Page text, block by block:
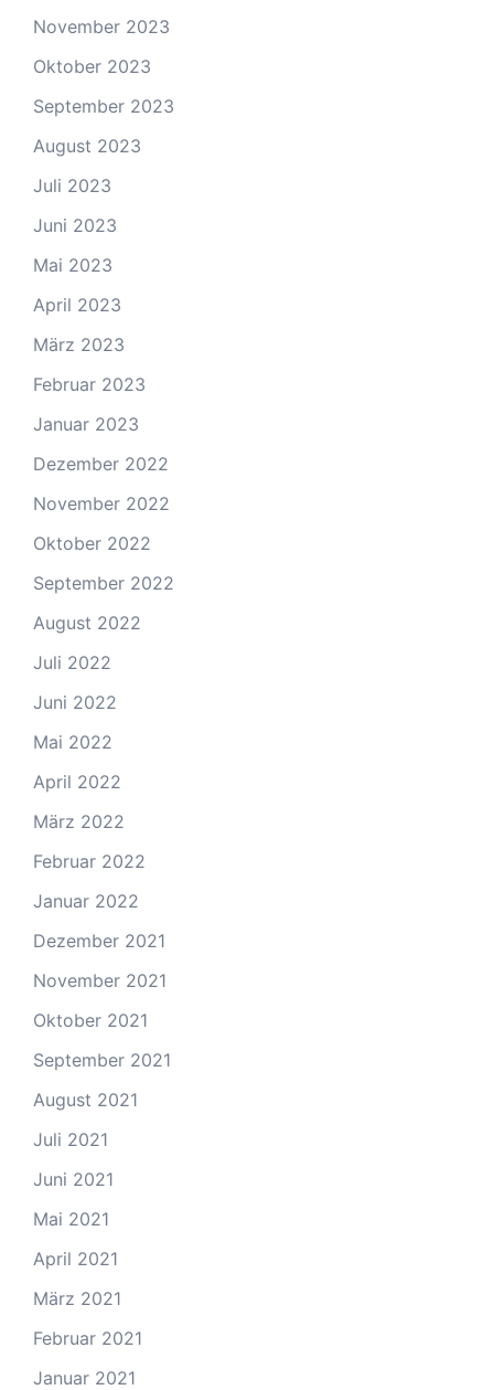
November 2023
Oktober 2023
September 2023
August 2023
Juli 2023
Juni 2023
Mai 2023
April 2023
März 2023
Februar 2023
Januar 2023
Dezember 2022
November 2022
Oktober 2022
September 2022
August 2022
Juli 2022
Juni 2022
Mai 2022
April 2022
März 2022
Februar 2022
Januar 2022
Dezember 2021
November 2021
Oktober 2021
September 2021
August 2021
Juli 2021
Juni 2021
Mai 2021
April 2021
März 2021
Februar 2021
Januar 2021